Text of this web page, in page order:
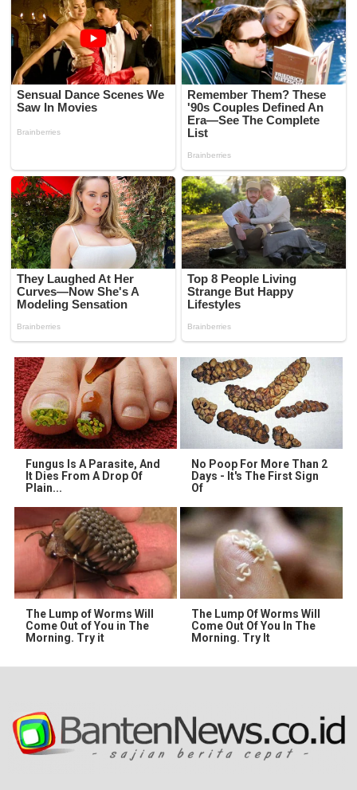
Fungus Is A Parasite, And
It Dies From A Drop Of
Plain...
No Poop For More Than 2
Days - It's The First Sign
Of
The Lump of Worms Will
Come Out of You in The
Morning. Try it
The Lump Of Worms Will
Come Out Of You In The
Morning. Try It